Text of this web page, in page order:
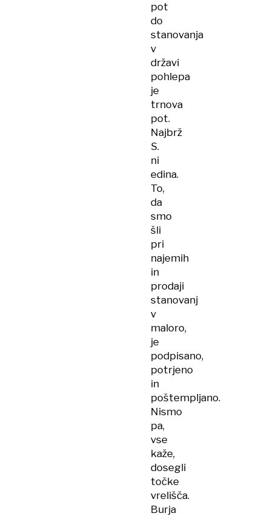
pot
do
stanovanja
v
državi
pohlepa
je
trnova
pot.
Najbrž
S.
ni
edina.
To,
da
smo
šli
pri
najemih
in
prodaji
stanovanj
v
maloro,
je
podpisano,
potrjeno
in
poštempljano.
Nismo
pa,
vse
kaže,
dosegli
točke
vrelišča.
Burja